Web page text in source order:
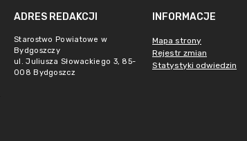
ADRES REDAKCJI
Starostwo Powiatowe w
Bydgoszczy
ul. Juliusza Słowackiego 3, 85-
008 Bydgoszcz
INFORMACJE
Mapa strony
Rejestr zmian
Statystyki odwiedzin